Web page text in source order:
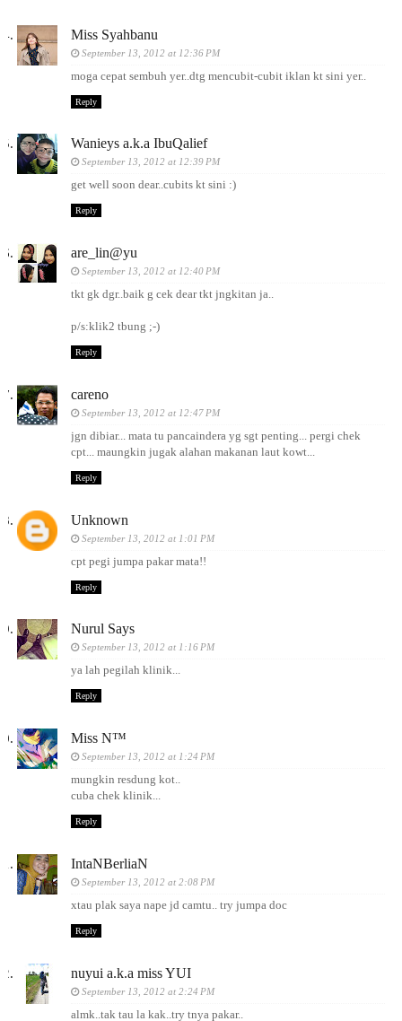
Miss Syahbanu
September 13, 2012 at 12:36 PM
moga cepat sembuh yer..dtg mencubit-cubit iklan kt sini yer..
Reply
Wanieys a.k.a IbuQalief
September 13, 2012 at 12:39 PM
get well soon dear..cubits kt sini :)
Reply
are_lin@yu
September 13, 2012 at 12:40 PM
tkt gk dgr..baik g cek dear tkt jngkitan ja..
p/s:klik2 tbung ;-)
Reply
careno
September 13, 2012 at 12:47 PM
jgn dibiar... mata tu pancaindera yg sgt penting... pergi chek
cpt... maungkin jugak alahan makanan laut kowt...
Reply
Unknown
September 13, 2012 at 1:01 PM
cpt pegi jumpa pakar mata!!
Reply
Nurul Says
September 13, 2012 at 1:16 PM
ya lah pegilah klinik...
Reply
Miss N™
September 13, 2012 at 1:24 PM
mungkin resdung kot..
cuba chek klinik...
Reply
IntaNBerliaN
September 13, 2012 at 2:08 PM
xtau plak saya nape jd camtu.. try jumpa doc
Reply
nuyui a.k.a miss YUI
September 13, 2012 at 2:24 PM
almk..tak tau la kak..try tnya pakar..